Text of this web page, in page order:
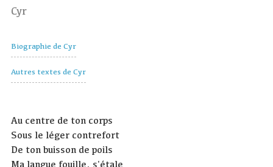
Cyr
Biographie de Cyr
Autres textes de Cyr
Au centre de ton corps
Sous le léger contrefort
De ton buisson de poils
Ma langue fouille, s'étale